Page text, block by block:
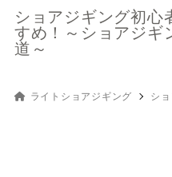
ショアジギング初心
すめ！～ショアジギ
道～
ライトショアジギング シ